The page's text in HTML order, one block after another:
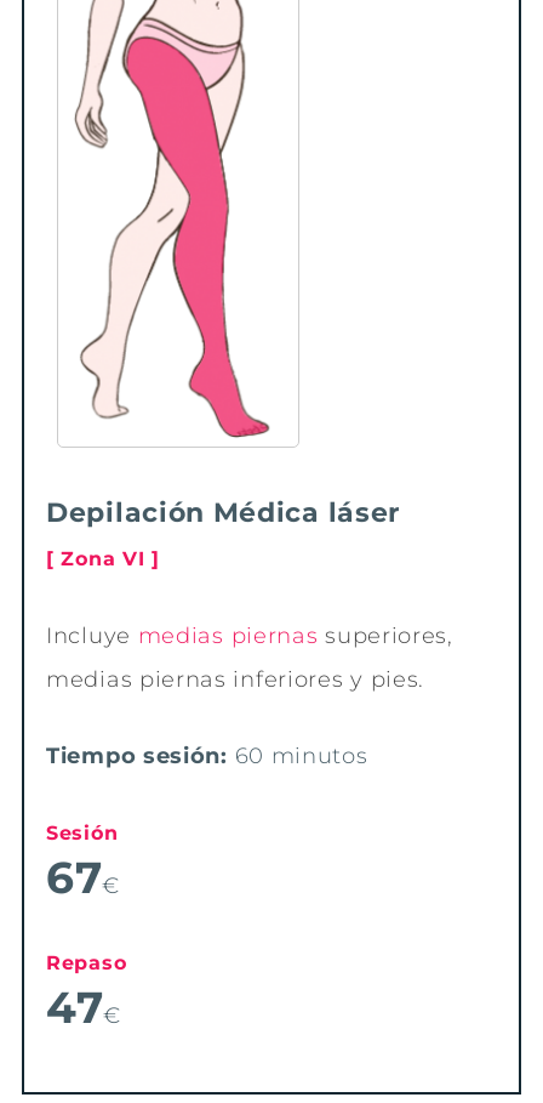
Depilación Médica láser
[ Zona VI ]
Incluye medias piernas superiores,
medias piernas inferiores y pies.
Tiempo sesión: 60 minutos
Sesión
67€
Repaso
47€